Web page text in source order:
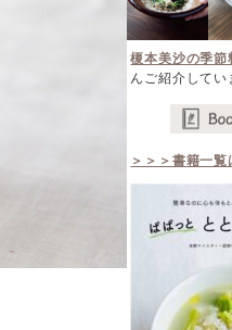
榎本美沙の季
んご紹介してい
＞＞＞書籍一覧